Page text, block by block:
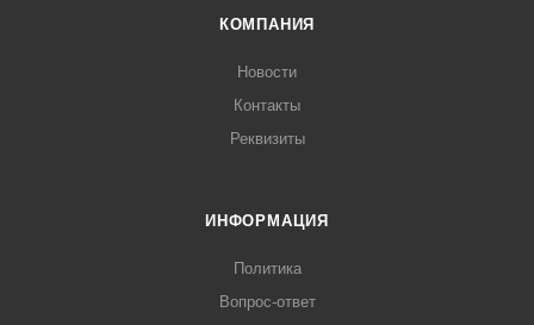
КОМПАНИЯ
Новости
Контакты
Реквизиты
ИНФОРМАЦИЯ
Политика
Вопрос-ответ